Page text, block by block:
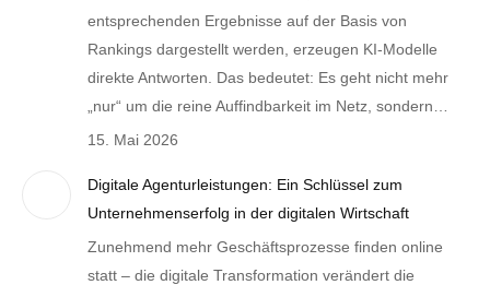
entsprechenden Ergebnisse auf der Basis von
Rankings dargestellt werden, erzeugen KI-Modelle
direkte Antworten. Das bedeutet: Es geht nicht mehr
„nur“ um die reine Auffindbarkeit im Netz, sondern…
15. Mai 2026
Digitale Agenturleistungen: Ein Schlüssel zum
Unternehmenserfolg in der digitalen Wirtschaft
Zunehmend mehr Geschäftsprozesse finden online
statt – die digitale Transformation verändert die